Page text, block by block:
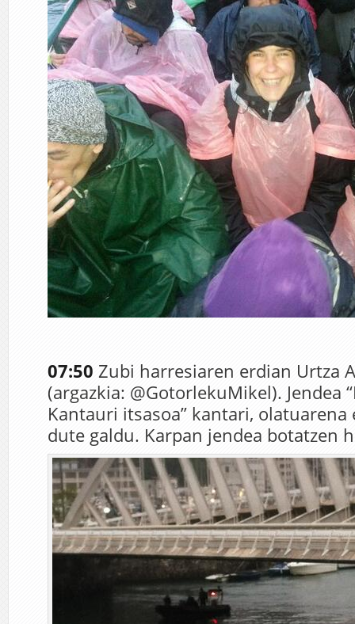
07:50 Zubi harresiaren erdian Urtza
(argazkia: @GotorlekuMikel). Jendea
Kantauri itsasoa” kantari,
dute galdu. Karpan jendea botatzen